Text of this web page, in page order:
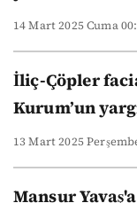
14 Mart 2025 Cuma
İliç-Çöpler
Kurum’un
13 Mart 2025
Mansur